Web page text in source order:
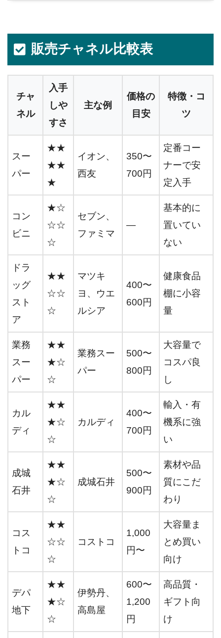
販売チャネル比較表
チャ
ネル
入手
しや
すさ
主な例
価格の
目安
特徴・コ
ツ
スー
パー
★★
★★
★
イオン、
西友
350〜
700円
定番コー
ナーで安
定入手
コン
ビニ
★☆
☆☆
☆
セブン、
ファミマ
―
基本的に
置いてい
ない
ドラ
ッグ
スト
ア
★★
☆☆
☆
マツキ
ヨ、ウエ
ルシア
400〜
600円
健康食品
棚に小容
量
業務
スー
パー
★★
★☆
☆
業務スー
パー
500〜
800円
大容量で
コスパ良
し
カル
ディ
★★
★☆
☆
カルディ
400〜
700円
輸入・有
機系に強
い
成城
石井
★★
★☆
☆
成城石井
500〜
900円
素材や品
質にこだ
わり
コス
トコ
★★
☆☆
☆
コストコ
1,000
円〜
大容量ま
とめ買い
向け
デパ
地下
★★
★☆
☆
伊勢丹、
高島屋
600〜
1,200
円
高品質・
ギフト向
け